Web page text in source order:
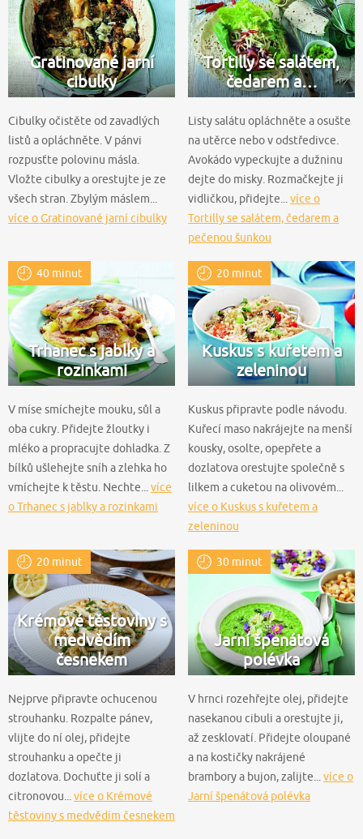
Gratinované jarní
cibulky
Cibulky očistěte od zavadlých
listů a opláchněte. V pánvi
rozpusťte polovinu másla.
Vložte cibulky a orestujte je ze
všech stran. Zbylým máslem...
více o Gratinované jarní cibulky
Tortilly se salátem,
čedarem a…
Listy salátu opláchněte a osušte
na utěrce nebo v odstředivce.
Avokádo vypeckujte a dužninu
dejte do misky. Rozmačkejte ji
vidličkou, přidejte... více o
Tortilly se salátem, čedarem a
pečenou šunkou
40 minut
Trhanec s jablky a
rozinkami
V míse smíchejte mouku, sůl a
oba cukry. Přidejte žloutky i
mléko a propracujte dohladka. Z
bílků ušlehejte sníh a zlehka ho
vmíchejte k těstu. Nechte...více
o Trhanec s jablky a rozinkami
20 minut
Kuskus s kuřetem a
zeleninou
Kuskus připravte podle návodu.
Kuřecí maso nakrájejte na menší
kousky, osolte, opepřete a
dozlatova orestujte společně s
lilkem a cuketou na olivovém...
více o Kuskus s kuřetem a
zeleninou
20 minut
Krémové těstoviny s
medvědím
česnekem
Nejprve připravte ochucenou
strouhanku. Rozpalte pánev,
vlijte do ní olej, přidejte
strouhanku a opečte ji
dozlatova. Dochuťte ji solí a
citronovou... více o Krémové
těstoviny s medvědím česnekem
30 minut
Jarní špenátová
polévka
V hrnci rozehřejte olej, přidejte
nasekanou cibuli a orestujte ji,
až zesklovatí. Přidejte oloupané
a na kostičky nakrájené
brambory a bujon, zalijte... více o
Jarní špenátová polévka